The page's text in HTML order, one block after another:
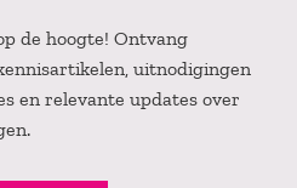
de hoogte! Ontvang
uitnodigingen
en relevante updates over